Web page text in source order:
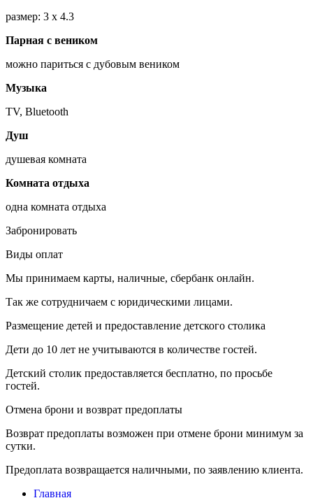
размер: 3 х 4.3
Парная с веником
можно париться с дубовым веником
Музыка
TV, Bluetooth
Душ
душевая комната
Комната отдыха
одна комната отдыха
Забронировать
Виды оплат
Мы принимаем карты, наличные, сбербанк онлайн.
Так же сотрудничаем с юридическими лицами.
Размещение детей и предоставление детского столика
Дети до 10 лет не учитываются в количестве гостей.
Детский столик предоставляется бесплатно, по просьбе
гостей.
Отмена брони и возврат предоплаты
Возврат предоплаты возможен при отмене брони минимум за
сутки.
Предоплата возвращается наличными, по заявлению клиента.
Главная